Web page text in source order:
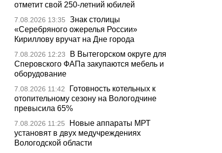
отметит свой 250-летний юбилей
7.08.2026 13:35
Знак столицы
«Серебряного ожерелья России»
Кириллову вручат на Дне города
7.08.2026 12:23
В Вытегорском округе для
Сперовского ФАПа закупаются мебель и
оборудование
7.08.2026 11:42
Готовность котельных к
отопительному сезону на Вологодчине
превысила 65%
7.08.2026 11:25
Новые аппараты МРТ
установят в двух медучреждениях
Вологодской области